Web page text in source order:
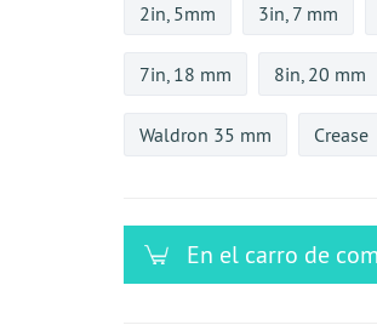
2in, 5mm 3in, 7 mm
7in, 18 mm 8in, 20 mm
Waldron 35 mm Crease
En el carro de